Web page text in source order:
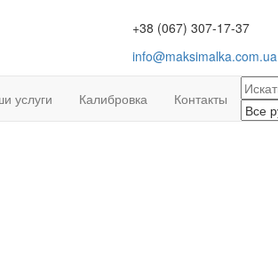
+38 (067) 307-17-37
info@maksimalka.com.ua
услуги Калибровка Контакты